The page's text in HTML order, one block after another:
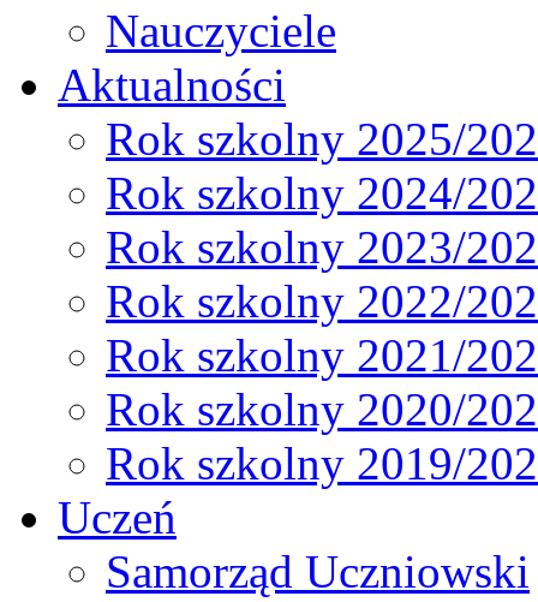
Nauczyciele
Aktualności
Rok szkolny 2025/
Rok szkolny 2024/
Rok szkolny 2023/
Rok szkolny 2022/
Rok szkolny 2021/
Rok szkolny 2020/
Rok szkolny 2019/
Uczeń
Samorząd Uczniowski